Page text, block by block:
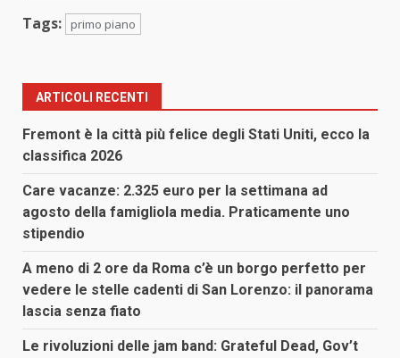
Tags: primo piano
ARTICOLI RECENTI
Fremont è la città più felice degli Stati Uniti, ecco la
classifica 2026
Care vacanze: 2.325 euro per la settimana ad
agosto della famigliola media. Praticamente uno
stipendio
A meno di 2 ore da Roma c’è un borgo perfetto per
vedere le stelle cadenti di San Lorenzo: il panorama
lascia senza fiato
Le rivoluzioni delle jam band: Grateful Dead, Gov’t